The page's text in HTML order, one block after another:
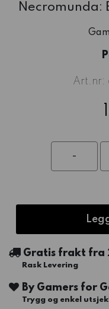
Necromunda:
Art.nr:
Gratis frakt fra
Rask Levering
By Gamers for
Trygg og enkel